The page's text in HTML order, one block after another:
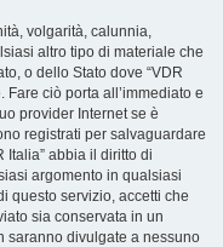
volgarità, calunnia,
altro tipo di materiale che
o dello Stato dove “VDR
Fare ciò porta all’immediato e
provider Internet se è
registrati per salvaguardare
Italia” abbia il diritto di
argomento in qualsiasi
questo servizio, accetti che
sia conservata in un
saranno divulgate a nessuno